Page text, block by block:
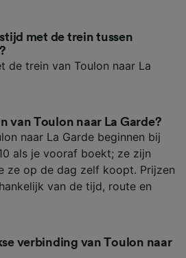
met de trein tussen
de trein van Toulon naar La
van Toulon naar La Garde?
naar La Garde beginnen bij
als je vooraf boekt; ze zijn
ze op de dag zelf koopt. Prijzen
van de tijd, route en
verbinding van Toulon naar